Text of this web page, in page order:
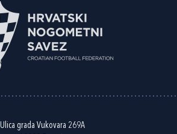
Ulica grada Vukovara 269A